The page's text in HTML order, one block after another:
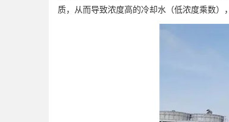
质，从而导致浓度高的冷却水（低浓度乘数）